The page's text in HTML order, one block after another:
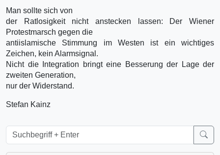
Man sollte sich von
der Ratlosigkeit nicht anstecken lassen: Der Wiener
Protestmarsch gegen die
antiislamische Stimmung im Westen ist ein wichtiges
Zeichen, kein Alarmsignal.
Nicht die Integration bringt eine Besserung der Lage der
zweiten Generation,
nur der Widerstand.
Stefan Kainz